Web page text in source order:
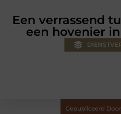
Een verrassend
een hovenier
Gepubliceerd